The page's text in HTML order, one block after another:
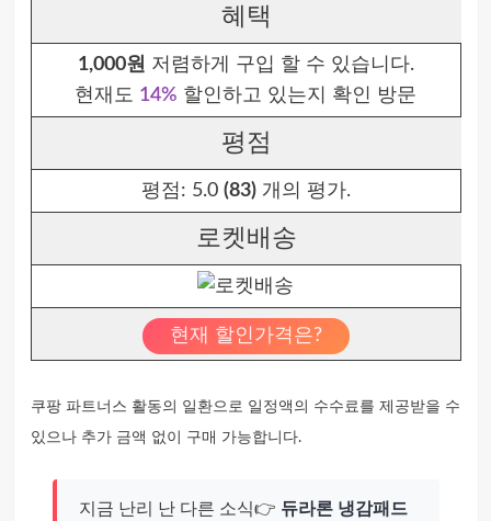
혜택
1,000원 저렴하게 구입 할 수 있습니다.
현재도 14% 할인하고 있는지 확인 방문
평점
평점: 5.0 (83)개의 평가.
로켓배송
현재 할인가격은?
쿠팡 파트너스 활동의 일환으로 일정액의 수수료를 제공받을 수
있으나 추가 금액 없이 구매 가능합니다.
지금 난리 난 다른 소식👉 듀라론 냉감패드